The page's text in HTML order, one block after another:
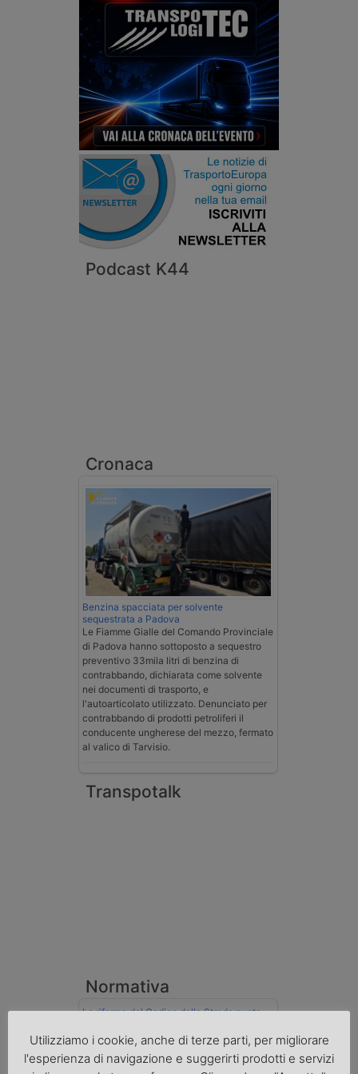
Podcast K44
Cronaca
Benzina spacciata per solvente
sequestrata a Padova
Le Fiamme Gialle del Comando Provinciale
di Padova hanno sottoposto a sequestro
preventivo 33mila litri di benzina di
contrabbando, dichiarata come solvente
nei documenti di trasporto, e
l'autoarticolato utilizzato. Denunciato per
contrabbando di prodotti petroliferi il
conducente ungherese del mezzo, fermato
al valico di Tarvisio.
Transpotalk
Normativa
La riforma del Codice della Strada punta
Imprenditore di Prato assolto per infortunio
col muletto
Utilizziamo i cookie, anche di terze parti, per migliorare
l'esperienza di navigazione e suggerirti prodotti e servizi